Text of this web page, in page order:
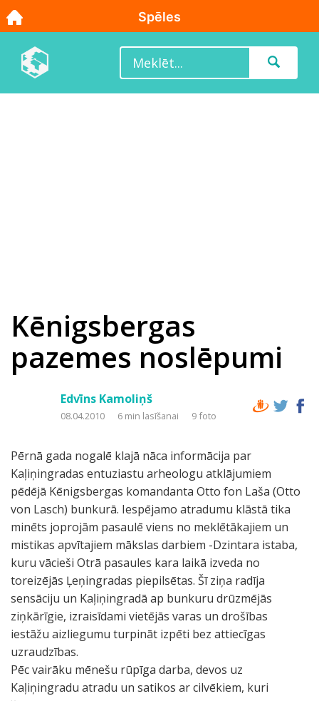
Kēnigsbergas
pazemes noslēpumi
Edvīns Kamoliņš
08.04.2010 6 min lasīšanai 9 foto
Pērnā gada nogalē klajā nāca informācija par
Kaļiņingradas entuziastu arheologu atklājumiem
pēdējā Kēnigsbergas komandanta Otto fon Laša (Otto
von Lasch) bunkurā. Iespējamo atradumu klāstā tika
minēts joprojām pasaulē viens no meklētākajiem un
mistikas apvītajiem mākslas darbiem -Dzintara istaba,
kuru vācieši Otrā pasaules kara laikā izveda no
toreizējās Ļeņingradas piepilsētas. Šī ziņa radīja
sensāciju un Kaļiņingradā ap bunkuru drūzmējās
ziņkārīgie, izraisīdami vietējās varas un drošības
iestāžu aizliegumu turpināt izpēti bez attiecīgas
uzraudzības.
Pēc vairāku mēnešu rūpīga darba, devos uz
Kaļiņingradu atradu un satikos ar cilvēkiem, kuri